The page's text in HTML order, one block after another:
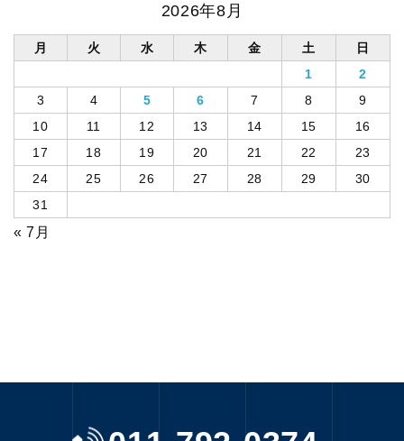
2026年8月
月 火 水 木 金 土
日
1
2
3
4 5 6 7 8
9
10
11 12 13 14 15
16
17
18 19 20 21 22
23
24
25 26 27 28 29
30
31
« 7月